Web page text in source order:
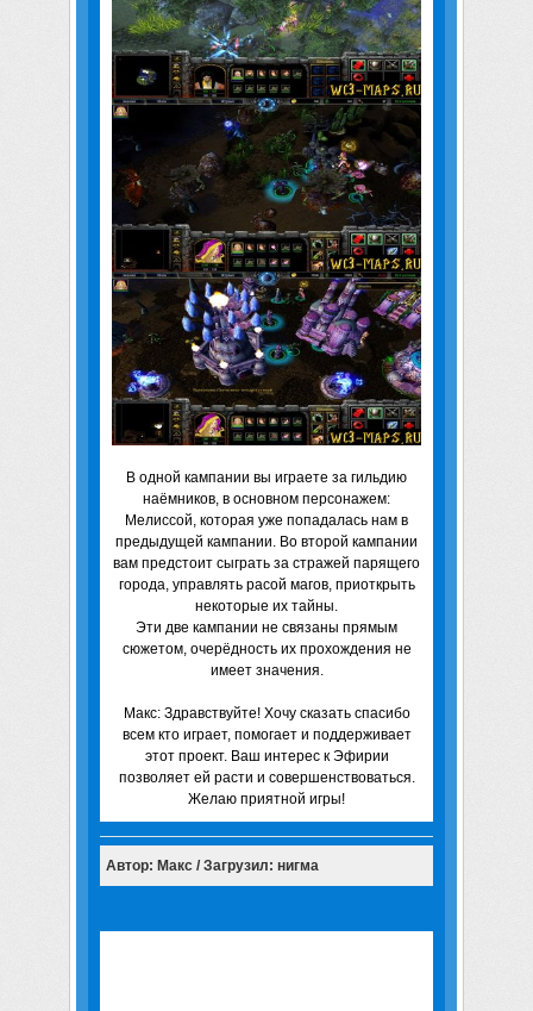
В одной кампании вы играете за гильдию
наёмников, в основном персонажем:
Мелиссой, которая уже попадалась нам в
предыдущей кампании. Во второй кампании
вам предстоит сыграть за стражей парящего
города, управлять расой магов, приоткрыть
некоторые их тайны.
Эти две кампании не связаны прямым
сюжетом, очерёдность их прохождения не
имеет значения.
Макс: Здравствуйте! Хочу сказать спасибо
всем кто играет, помогает и поддерживает
этот проект. Ваш интерес к Эфирии
позволяет ей расти и совершенствоваться.
Желаю приятной игры!
Автор: Макс / Загрузил: нигма